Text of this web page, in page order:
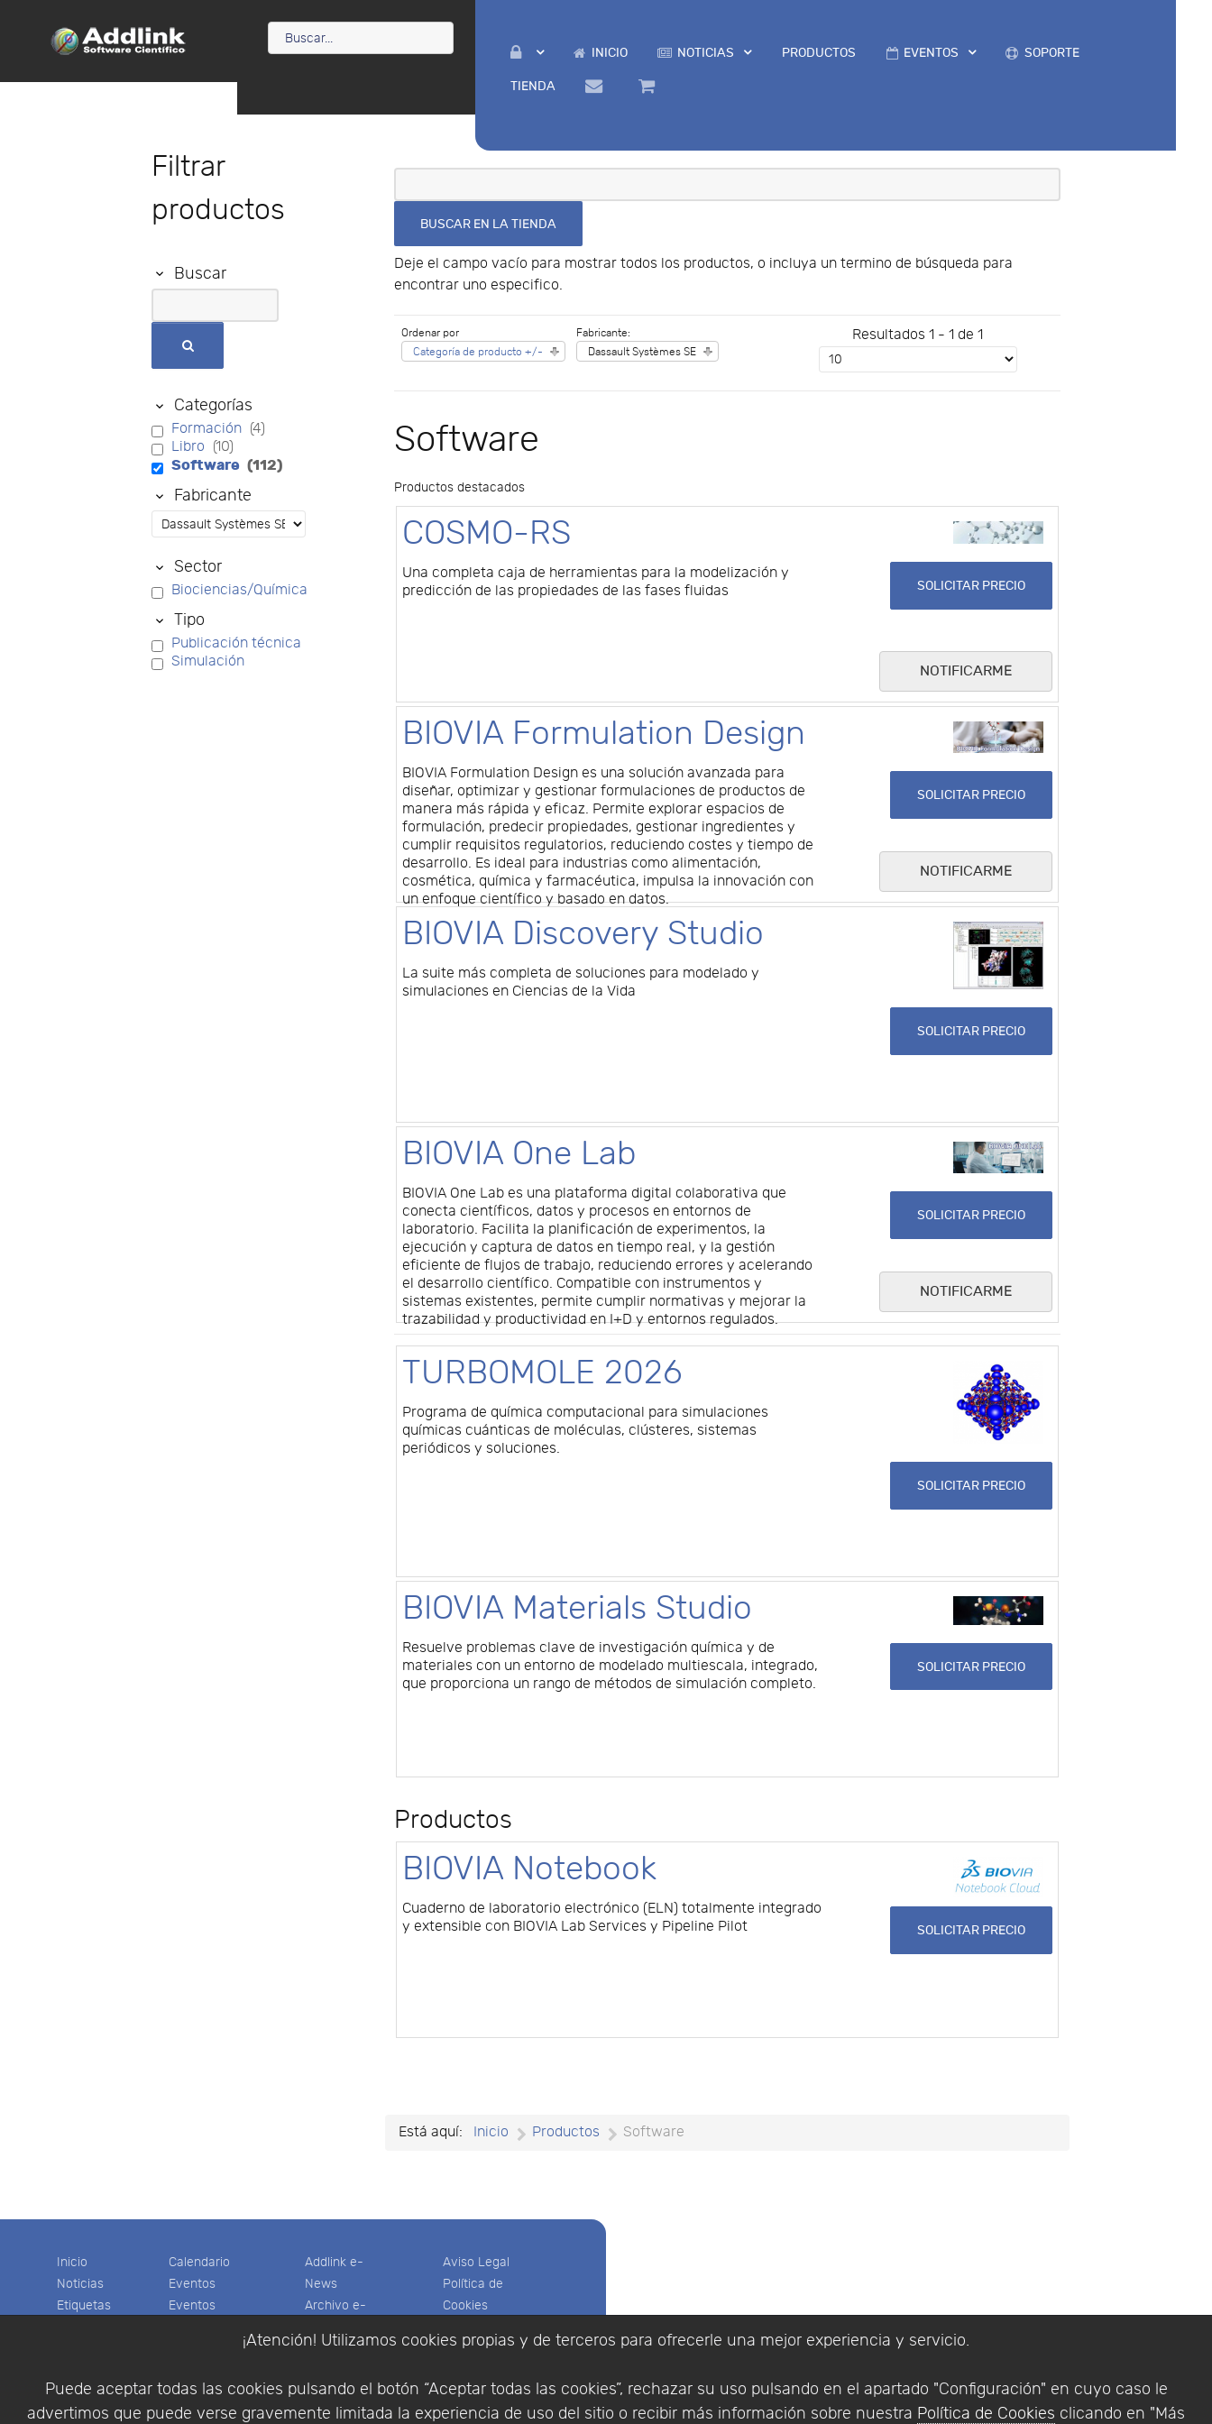
¡Atención! Utilizamos cookies propias y de terceros para ofrecerle una mejor experiencia y servicio.
Puede aceptar todas las cookies pulsando el botón “Aceptar todas las cookies”, rechazar su uso pulsando en el apartado "Configuración" en cuyo caso le
advertimos que puede verse gravemente limitada la experiencia de uso del sitio o recibir más información sobre nuestra Política de Cookies clicando en "Más
INICIO NOTICIAS PRODUCTOS EVENTOS SOPORTE
TIENDA
Filtrar
productos
Buscar
Categorías
Formación (4)
Libro (10)
Software (112)
Fabricante
Sector
Biociencias/Química
Tipo
Publicación técnica
Simulación
Deje el campo vacío para mostrar todos los productos, o incluya un termino de búsqueda para
encontrar uno especifico.
Ordenar por
Categoría de producto +/-
Fabricante:
Dassault Systèmes SE
Resultados 1 - 1 de 1
Software
Productos destacados
COSMO-RS
Una completa caja de herramientas para la modelización y
predicción de las propiedades de las fases fluidas
SOLICITAR PRECIO
NOTIFICARME
BIOVIA Formulation Design
BIOVIA Formulation Design es una solución avanzada para
diseñar, optimizar y gestionar formulaciones de productos de
manera más rápida y eficaz. Permite explorar espacios de
formulación, predecir propiedades, gestionar ingredientes y
cumplir requisitos regulatorios, reduciendo costes y tiempo de
desarrollo. Es ideal para industrias como alimentación,
cosmética, química y farmacéutica, impulsa la innovación con
un enfoque científico y basado en datos.
SOLICITAR PRECIO
NOTIFICARME
BIOVIA Discovery Studio
La suite más completa de soluciones para modelado y
simulaciones en Ciencias de la Vida
SOLICITAR PRECIO
BIOVIA One Lab
BIOVIA One Lab es una plataforma digital colaborativa que
conecta científicos, datos y procesos en entornos de
laboratorio. Facilita la planificación de experimentos, la
ejecución y captura de datos en tiempo real, y la gestión
eficiente de flujos de trabajo, reduciendo errores y acelerando
el desarrollo científico. Compatible con instrumentos y
sistemas existentes, permite cumplir normativas y mejorar la
trazabilidad y productividad en I+D y entornos regulados.
SOLICITAR PRECIO
NOTIFICARME
TURBOMOLE 2026
Programa de química computacional para simulaciones
químicas cuánticas de moléculas, clústeres, sistemas
periódicos y soluciones.
SOLICITAR PRECIO
BIOVIA Materials Studio
Resuelve problemas clave de investigación química y de
materiales con un entorno de modelado multiescala, integrado,
que proporciona un rango de métodos de simulación completo.
SOLICITAR PRECIO
Productos
BIOVIA Notebook
Cuaderno de laboratorio electrónico (ELN) totalmente integrado
y extensible con BIOVIA Lab Services y Pipeline Pilot
SOLICITAR PRECIO
Está aquí: Inicio Productos Software
Inicio
Noticias
Etiquetas
Cesta
Calendario
Eventos
Eventos
Colaboradores
Descargas
Videos
Addlink e-
News
Archivo e-
Software
Multifisica.com
Síganos
Aviso Legal
Política de
Cookies
Privacidad
de compra
Identificarse
|Política de Cookies
© Copyright 1994 - 2026. Addlink Software